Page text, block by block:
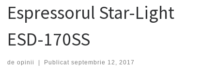
Espressorul Star-Light
ESD-170SS
de opinii Publicat septembrie 12, 2017